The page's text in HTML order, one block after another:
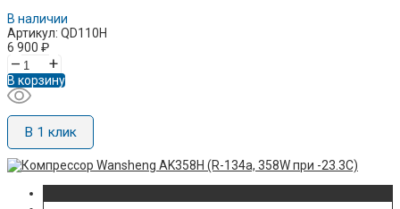
В наличии
Артикул: QD110H
6 900 ₽
– +
В корзину
В 1 клик